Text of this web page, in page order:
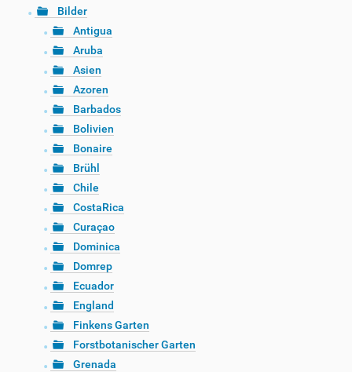
Bilder
Antigua
Aruba
Asien
Azoren
Barbados
Bolivien
Bonaire
Brühl
Chile
CostaRica
Curaçao
Dominica
Domrep
Ecuador
England
Finkens Garten
Forstbotanischer Garten
Grenada